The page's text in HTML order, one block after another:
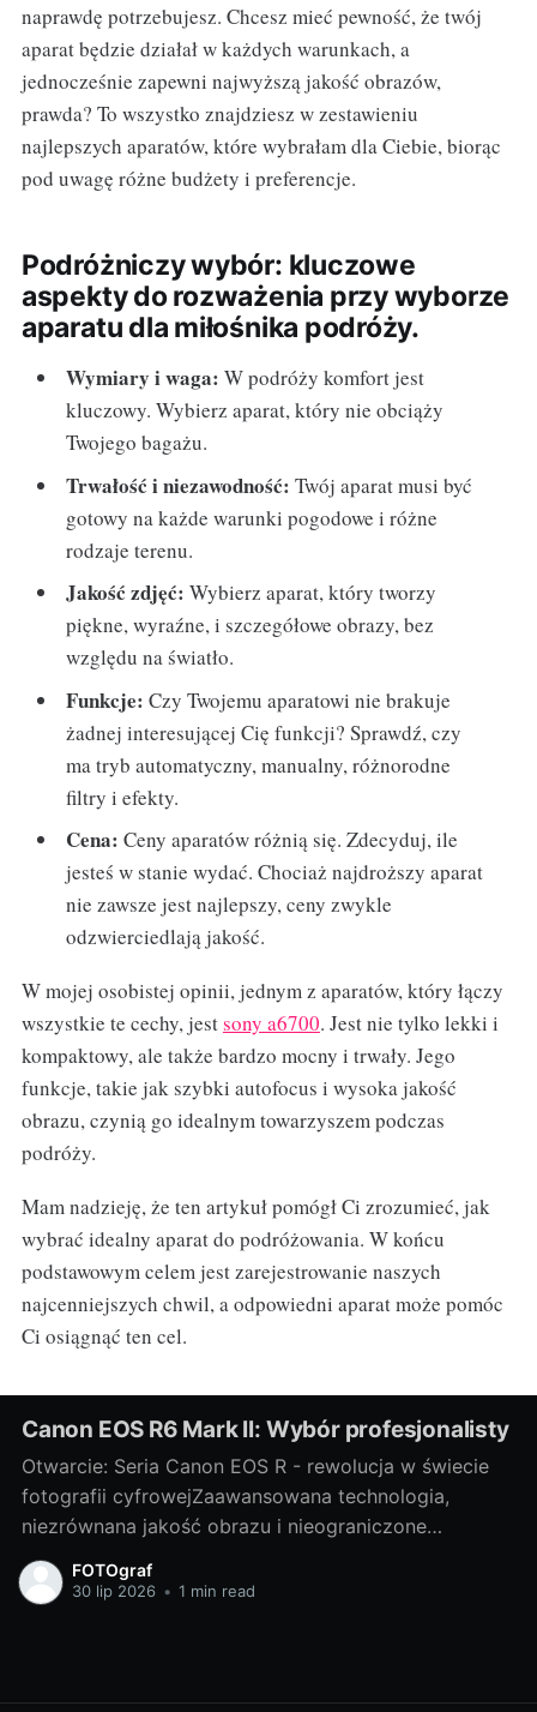
naprawdę potrzebujesz. Chcesz mieć pewność, że twój
aparat będzie działał w każdych warunkach, a
jednocześnie zapewni najwyższą jakość obrazów,
prawda? To wszystko znajdziesz w zestawieniu
najlepszych aparatów, które wybrałam dla Ciebie, biorąc
pod uwagę różne budżety i preferencje.
Podróżniczy wybór: kluczowe
aspekty do rozważenia przy wyborze
aparatu dla miłośnika podróży.
Wymiary i waga: W podróży komfort jest
kluczowy. Wybierz aparat, który nie obciąży
Twojego bagażu.
Trwałość i niezawodność: Twój aparat musi być
gotowy na każde warunki pogodowe i różne
rodzaje terenu.
Jakość zdjęć: Wybierz aparat, który tworzy
piękne, wyraźne, i szczegółowe obrazy, bez
względu na światło.
Funkcje: Czy Twojemu aparatowi nie brakuje
żadnej interesującej Cię funkcji? Sprawdź, czy
ma tryb automatyczny, manualny, różnorodne
filtry i efekty.
Cena: Ceny aparatów różnią się. Zdecyduj, ile
jesteś w stanie wydać. Chociaż najdroższy aparat
nie zawsze jest najlepszy, ceny zwykle
odzwierciedlają jakość.
W mojej osobistej opinii, jednym z aparatów, który łączy
wszystkie te cechy, jestsony a6700. Jest nie tylko lekki i
kompaktowy, ale także bardzo mocny i trwały. Jego
funkcje, takie jak szybki autofocus i wysoka jakość
obrazu, czynią go idealnym towarzyszem podczas
podróży.
Mam nadzieję, że ten artykuł pomógł Ci zrozumieć, jak
wybrać idealny aparat do podróżowania. W końcu
podstawowym celem jest zarejestrowanie naszych
najcenniejszych chwil, a odpowiedni aparat może pomóc
Ci osiągnąć ten cel.
Canon EOS R6 Mark II: Wybór profesjonalisty
Otwarcie: Seria Canon EOS R - rewolucja w świecie
fotografii cyfrowejZaawansowana technologia,
niezrównana jakość obrazu i nieograniczone
możliwości twórcze - to wszystko oferuje nam
wspaniała seria Canon EOS R. Niewątpliwie jest to
FOTOgraf
30 lip 2026 • 1 min read